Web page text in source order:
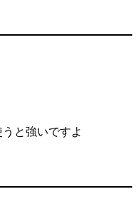
と強いですよ